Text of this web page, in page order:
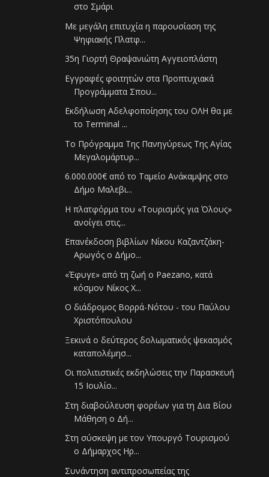
στο Σμάρι
Με μεγάλη επιτυχία η παρουσίαση της
Ψηφιακής Πλατφ...
35η Γιορτή Θραψανιώτη Αγγειοπλάστη
Εγγραφές φοιτητών στα Προπτυχιακά
Προγράμματα Σπου...
Εκδήλωση Αδελφοποίησης του ΟΛΗ θα με
το Terminal ...
Το Πρόγραμμα Της Πανηγύρεως Της Αγίας
Μεγαλομάρτυρ...
6.000.000€ από το Ταμείο Ανάκαμψης στο
Δήμο Μαλεβι...
Η πλατφόρμα του «Τουρισμός για Όλους»
ανοίγει στις...
Επανέκδοση βιβλίων Νίκου Καζαντζάκη-
Αρωγός ο Δήμο...
«Έφυγε» από τη ζωή ο Paezano, κατά
κόσμον Νίκος Χ...
Ο διάδρομος Βορρά-Νότου - του Παύλου
Χριστόπουλου
Ξεκινά ο δεύτερος δολωματικός ψεκασμός
καταπολέμησ...
Οι πολιτιστικές εκδηλώσεις την Παρασκευή
15 Ιουλίο...
Στη διαβούλευση φορέων για τη Δια Βίου
Μάθηση ο Δή...
Στη σύσκεψη με τον Υπουργό Τουρισμού
ο Δήμαρχος Ηρ...
Συνάντηση αντιπροσωπείας της